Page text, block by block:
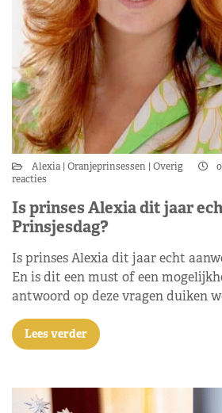
Alexia Oranjeprinsessen Overig
reacties
Is prinses Alexia dit jaar
Prinsjesdag?
Is prinses Alexia dit jaar echt
En is dit een must of een
antwoord op deze vragen duiken
Lees verder